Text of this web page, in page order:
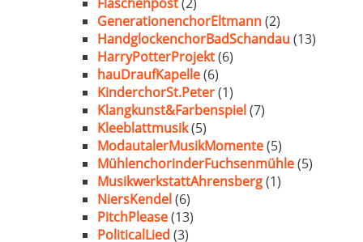
GenerationenchorEltmann(2)
HandglockenchorBadSchandau(13)
HarryPotterProjekt(6)
hauDraufKapelle(6)
KinderchorSt.Peter(1)
Klangkunst&Farbenspiel(7)
Kleeblattmusik(5)
ModautalerMusikMomente(5)
MühlenchorinderFuchsenmühle(5)
MusikwerkstattAhrensberg(1)
NiersKendel(6)
PitchPlease(13)
PoliticalLied (3)